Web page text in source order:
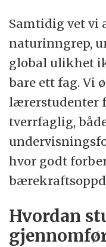
Samtidig vet vi
naturinngrep,
global ulikhet
bare ett fag. Vi
lærerstudenter
tverrfaglig,
hvor godt
Hvordan